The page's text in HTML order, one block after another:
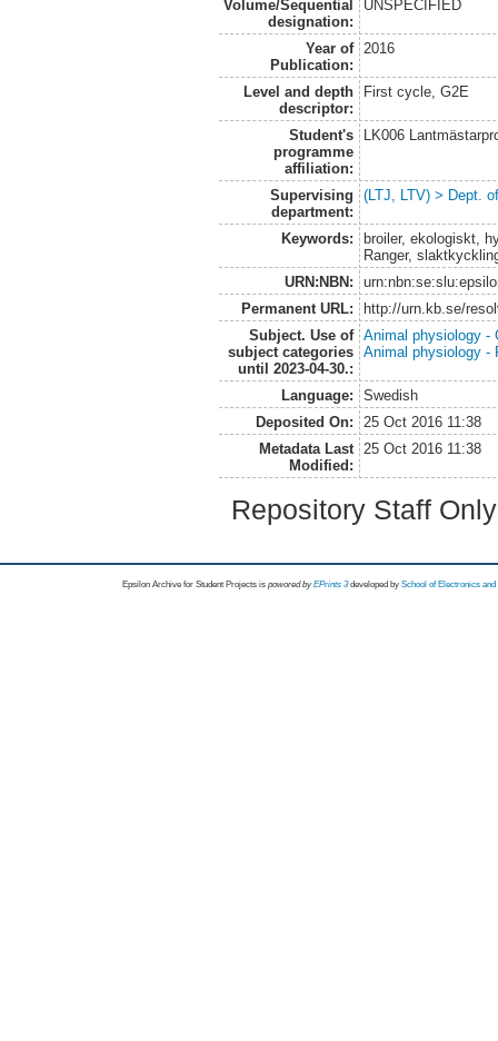
Volume/Sequential
designation:
UNSPECIFIED
Year of
Publication:
2016
Level and depth
descriptor:
First cycle, G2E
Student's
programme
affiliation:
LK006
Supervising
department:
(LTJ, LTV) > Dept.
Keywords:
broiler, ekologiskt,
Ranger,
URN:NBN:
Permanent URL:
http://urn.kb.se/
Subject. Use of
subject categories
until 2023-04-30.:
Animal physiology -
Animal physiology -
Language:
Swedish
Deposited On:
25 Oct 2016 11:38
Metadata Last
Modified:
25 Oct 2016 11:38
Repository Staff
Epsilon Archive for Student Projects is powored byEPrints 3 developed by School of Electronics